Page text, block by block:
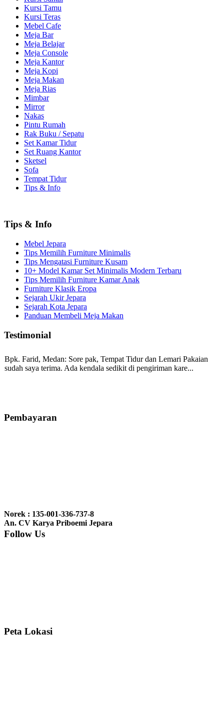
Kursi Tamu
Kursi Teras
Mebel Cafe
Meja Bar
Meja Belajar
Meja Console
Meja Kantor
Meja Kopi
Meja Makan
Meja Rias
Mimbar
Mirror
Nakas
Pintu Rumah
Rak Buku / Sepatu
Set Kamar Tidur
Set Ruang Kantor
Sketsel
Sofa
Tempat Tidur
Tips & Info
Tips & Info
Mebel Jepara
Tips Memilih Furniture Minimalis
Tips Mengatasi Furniture Kusam
10+ Model Kamar Set Minimalis Modern Terbaru
Tips Memilih Furniture Kamar Anak
Furniture Klasik Eropa
Sejarah Ukir Jepara
Sejarah Kota Jepara
Panduan Membeli Meja Makan
Testimonial
Bpk. Farid, Medan: Sore pak, Tempat Tidur dan Lemari Pakaian
sudah saya terima. Ada kendala sedikit di pengiriman kare...
bale2 dan kursi teras saya sudah saya terima dan p...
nyesel deh beli geby...
Pembayaran
Norek : 135-001-336-737-8
An. CV Karya Priboemi Jepara
Follow Us
Peta Lokasi